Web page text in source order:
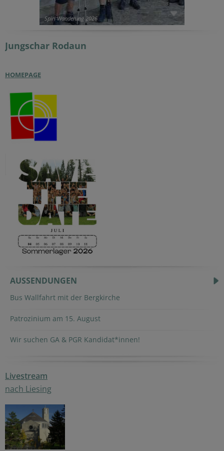
Spiri Wanderung 2026
Jungschar Rodaun
HOMEPAGE
AUSSENDUNGEN
Bus Wallfahrt mit der Bergkirche
Patrozinium am 15. August
Wir suchen GA & PGR Kandidat*innen!
Livestream
nach Liesing